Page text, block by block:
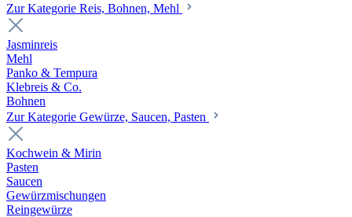
Zur Kategorie Reis, Bohnen, Mehl
Jasminreis
Mehl
Panko & Tempura
Klebreis & Co.
Bohnen
Zur Kategorie Gewürze, Saucen, Pasten
Kochwein & Mirin
Pasten
Saucen
Gewürzmischungen
Reingewürze